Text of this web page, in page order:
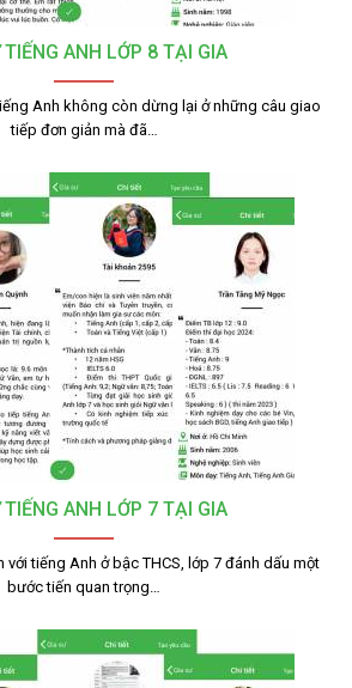
TIẾNG ANH LỚP 8 TẠI GIA
Anh không còn dừng lại ở những câu giao
tiếp đơn giản mà đã…
TIẾNG ANH LỚP 7 TẠI GIA
với tiếng Anh ở bậc THCS, lớp 7 đánh dấu một
bước tiến quan trọng…